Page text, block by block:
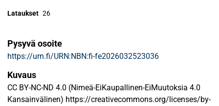
Lataukset 26
Pysyvä osoite
https://urn.fi/URN:NBN:fi-fe2026032523036
Kuvaus
CC BY-NC-ND 4.0 (Nimeä-EiKaupallinen-EiMuutoksia 4.0
Kansainvälinen) https://creativecommons.org/licenses/by-